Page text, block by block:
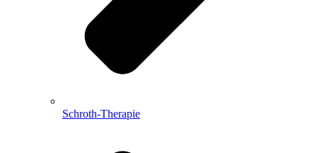
Schroth-Therapie